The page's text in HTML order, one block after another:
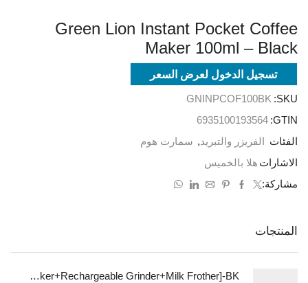
Green Lion Instant Pocket Coffee
Maker 100ml – Black
تسجيل الدخول لعرض السعر
SKU:
GNINPCOF100BK
GTIN:
6935100193564
الفئات
الفريزر والتبريد , سمارت هوم
الاشارات هلا بالخميس
مشاركة:
المنتجات
LePresso Brewology Coffee Kit [Espresso Maker+Rechargeable Grinder+Milk Frother]-BK